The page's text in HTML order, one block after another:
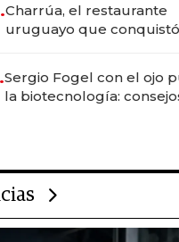
millones
Charrúa, el restaurante
uruguayo que
anticipación y prepara
Sergio Fogel con el ojo
la biotecnología: